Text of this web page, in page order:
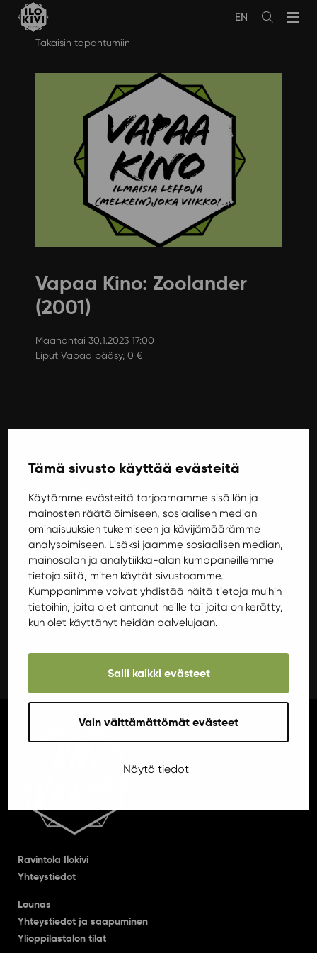
Tämä sivusto käyttää evästeitä
Käytämme evästeitä tarjoamamme sisällön ja
mainosten räätälöimiseen, sosiaalisen median
ominaisuuksien tukemiseen ja kävijämäärämme
analysoimiseen. Lisäksi jaamme sosiaalisen median,
mainosalan ja analytiikka-alan kumppaneillemme
tietoja siitä, miten käytät sivustoamme.
Kumppanimme voivat yhdistää näitä tietoja muihin
tietoihin, joita olet antanut heille tai joita on kerätty,
kun olet käyttänyt heidän palvelujaan.
Salli kaikki evästeet
Vain välttämättömät evästeet
Näytä tiedot
Avaa
EN
Takaisin tapahtumiin
Vapaa Kino: Zoolander
(2001)
Maanantai 30.1.2023 17:00
Liput Vapaa pääsy, 0 €
Ohjelmistossa nähdään nostalgisia elokuvia
vuosituhannen vaihteen molemmin puolin.
Illan elokuvana Zoolander (2001). Elokuvan kieli on
englanti ja tekstitykset suomeksi.
Elokuvanäytökset järjestetään klo 17 alkaen Ilokivi
Venuen tiloissa. Ovet aukeavat klo 16. Näytöksiin on
vapaa pääsy! Elokuvanäytöksiin ei ole
otetaan saliiin.
Ravintola Ilokivi
Yhteystiedot
Lounas
Yhteystiedot ja saapuminen
Ylioppilastalon tilat